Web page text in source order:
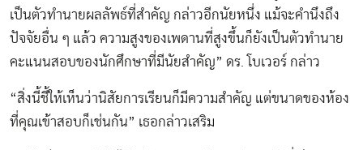
เป็นตัวทำนายผลลัพธ์ที่สำคัญ กล่าวอีกนัยหนึ่ง แม้จะคำนึงถึง
ปัจจัยอื่น ๆ แล้ว ความสูงของเพดานที่สูงขึ้นก็ยังเป็นตัวทำนาย
คะแนนสอบของนักศึกษาที่มีนัยสำคัญ” ดร. โบเวอร์ กล่าว
“สิ่งนี้ชี้ให้เห็นว่านิสัยการเรียนก็มีความสำคัญ แต่ขนาดของห้อง
ที่คุณเข้าสอบก็เช่นกัน” เธอกล่าวเสริม